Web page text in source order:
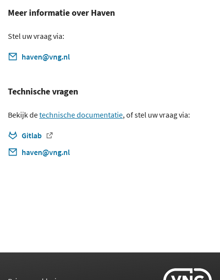
Meer informatie over Haven
Stel uw vraag via:
haven@vng.nl
Technische vragen
Bekijk detechnische documentatie, of stel uw vraag via:
Gitlab
haven@vng.nl